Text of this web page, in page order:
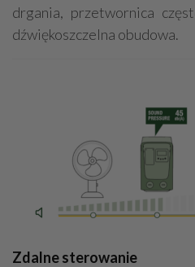
drgania, przetwornica
dźwiękoszczelna obudowa.
Zdalne sterowanie